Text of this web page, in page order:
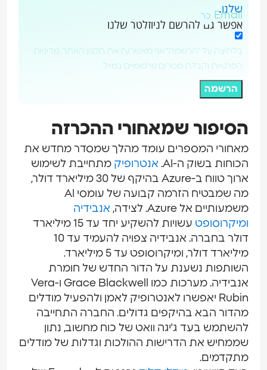
שלנו.
אפשר גם להרשם לניוזלטר שלנו
Email
בלחיצה על "הרשמה" אני מאשר/ת את תקנון האתר, מדיניות
הפרטיות וקבלת מסרים פרסומיים במייל
הרשמה
הסיפור שמאחורי ההכרזה
מאחורי המספרים עומד מהלך שמסדר מחדש את
הכוחות בשוק ה-AI.
אנטרופיק מתחייבת לשימוש
ארוך טווח ב-Azure בהיקף של 30 מיליארד דולר,
מה שמבטיח הזרמה קבועה של עומסי AI
משמעותיים אל Azure. לצידה,
אנבידיה
ומיקרוסופט
עשויות להשקיע יחד עד 15 מיליארד
דולר בחברה. אנבידיה צפויה להעמיד עד 10
מיליארד דולר, ומיקרוסופט עד 5 מיליארד.
השותפות נשענת על הדור החדש של חומרת
אנבידיה. מערכות כמו Grace Blackwell ו-Vera
Rubin יאפשרו לאנטרופיק לאמן ולהפעיל מודלים
מהדור הבא בהיקפים גדולים. החברה התחייבה
להשתמש בעד ג'יגה וואט של כוח מחשוב, נתון
שממחיש את הדרישות ההולכות וגדלות של מודלים
מתקדמים.